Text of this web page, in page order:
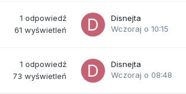
1 odpowiedź
61 wyświetleń
Disnejta
Wczoraj o 10:15
1 odpowiedź
73 wyświetleń
Disnejta
Wczoraj o 08:48